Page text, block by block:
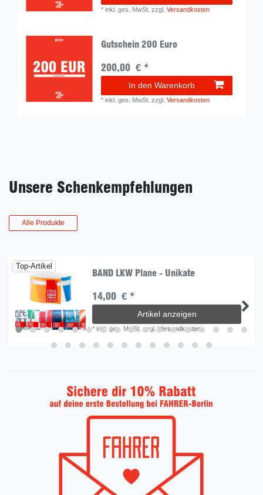
*inkl. ges. MwSt. zzgl.Versandkosten
Gutschein 200 Euro
200,00 € *
In den Warenkorb
*inkl. ges. MwSt. zzgl.Versandkosten
Unsere Schenkempfehlungen
Alle Produkte
Top-Artikel
BAND LKW Plane - Unikate
14,00 € *
Artikel anzeigen
*inkl. ges. MwSt. zzgl.Versandkosten